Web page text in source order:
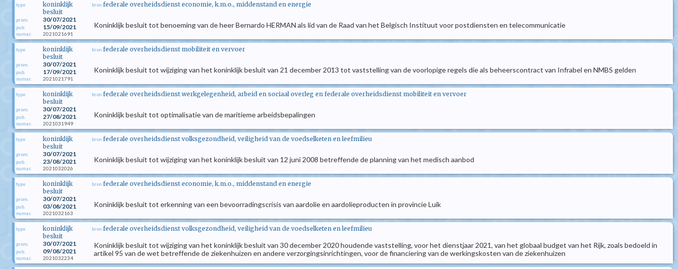
type
koninklijk
besluit
prom. 30/07/2021
pub. 15/09/2021
numac 2021021691
bron federale overheidsdienst economie, k.m.o., middenstand en energie
Koninklijk besluit tot benoeming van de heer Bernardo HERMAN als lid van de Raad van het Belgisch Instituut voor postdiensten en telecommunicatie
type
koninklijk
besluit
prom. 30/07/2021
pub. 17/09/2021
numac 2021021791
bron federale overheidsdienst mobiliteit en vervoer
Koninklijk besluit tot wijziging van het koninklijk besluit van 21 december 2013 tot vaststelling van de voorlopige regels die als beheerscontract van Infrabel en NMBS gelden
type
koninklijk
besluit
prom. 30/07/2021
pub. 27/08/2021
numac 2021031949
bron federale overheidsdienst werkgelegenheid, arbeid en sociaal overleg en federale overheidsdienst mobiliteit en vervoer
Koninklijk besluit tot optimalisatie van de maritieme arbeidsbepalingen
type
koninklijk
besluit
prom. 30/07/2021
pub. 23/08/2021
numac 2021032026
bron federale overheidsdienst volksgezondheid, veiligheid van de voedselketen en leefmilieu
Koninklijk besluit tot wijziging van het koninklijk besluit van 12 juni 2008 betreffende de planning van het medisch aanbod
type
koninklijk
besluit
prom. 30/07/2021
pub. 03/08/2021
numac 2021032163
bron federale overheidsdienst economie, k.m.o., middenstand en energie
Koninklijk besluit tot erkenning van een bevoorradingscrisis van aardolie en aardolieproducten in provincie Luik
type
koninklijk
besluit
prom. 30/07/2021
pub. 09/08/2021
numac 2021032234
bron federale overheidsdienst volksgezondheid, veiligheid van de voedselketen en leefmilieu
Koninklijk besluit tot wijziging van het koninklijk besluit van 30 december 2020 houdende vaststelling, voor het dienstjaar 2021, van het globaal budget van het Rijk, zoals bedoeld in
artikel 95 van de wet betreffende de ziekenhuizen en andere verzorgingsinrichtingen, voor de financiering van de werkingskosten van de ziekenhuizen